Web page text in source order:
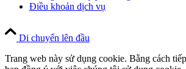
Điều khoản dịch vụ
Di chuyển lên đầu
Trang web này sử dụng cookie. Bằng cách